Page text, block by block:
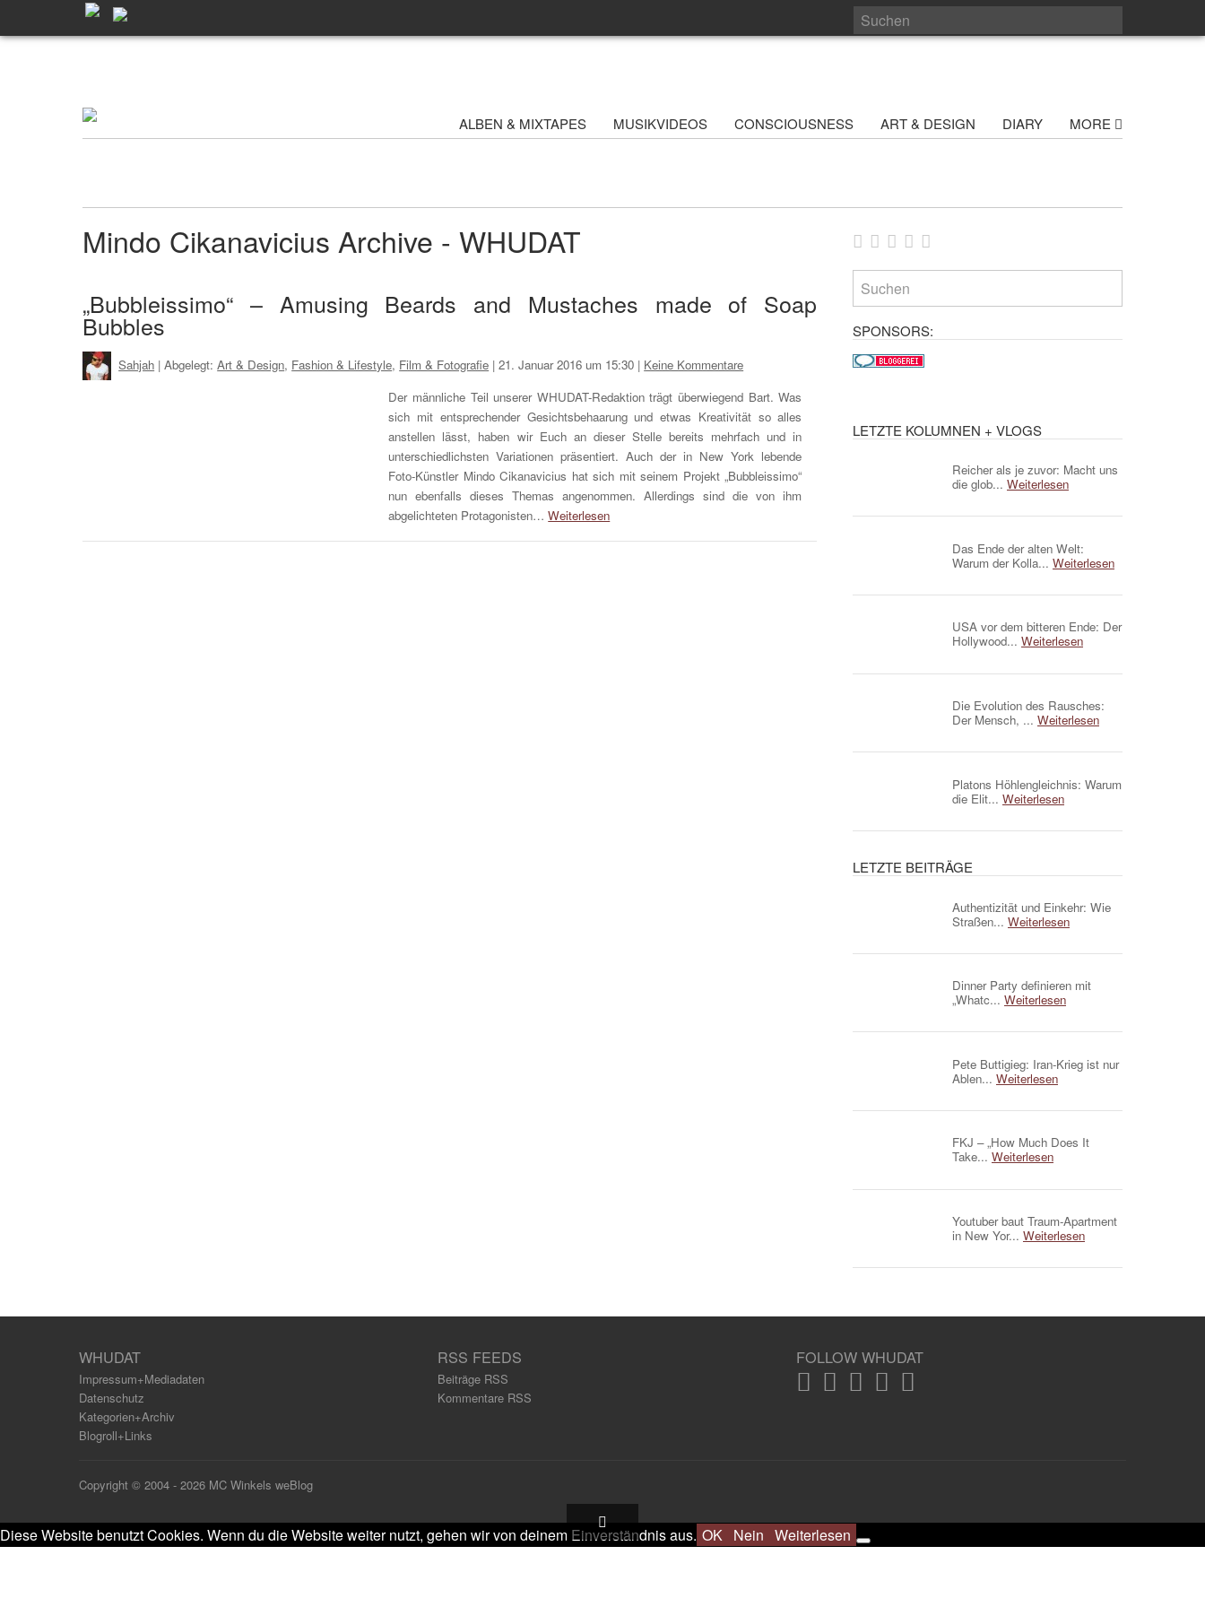
ALBEN & MIXTAPES MUSIKVIDEOS CONSCIOUSNESS ART & DESIGN DIARY MORE
Mindo Cikanavicius Archive - WHUDAT
„Bubbleissimo“ – Amusing Beards and Mustaches made of Soap
Bubbles
Sahjah | Abgelegt:Art & Design, Fashion & Lifestyle, Film & Fotografie |21. Januar 2016 um 15:30 | Keine Kommentare
Der männliche Teil unserer WHUDAT-Redaktion trägt überwiegend Bart. Was
sich mit entsprechender Gesichtsbehaarung und etwas Kreativität so alles
anstellen lässt, haben wir Euch an dieser Stelle bereits mehrfach und in
unterschiedlichsten Variationen präsentiert. Auch der in New York lebende
Foto-Künstler Mindo Cikanavicius hat sich mit seinem Projekt „Bubbleissimo“
nun ebenfalls dieses Themas angenommen. Allerdings sind die von ihm
abgelichteten Protagonisten…Weiterlesen
SPONSORS:
LETZTE KOLUMNEN + VLOGS
Reicher als je zuvor: Macht uns
die glob... Weiterlesen
Das Ende der alten Welt:
Warum der Kolla... Weiterlesen
USA vor dem bitteren Ende: Der
Hollywood... Weiterlesen
Die Evolution des Rausches:
Der Mensch, ... Weiterlesen
Platons Höhlengleichnis: Warum
die Elit... Weiterlesen
LETZTE BEITRÄGE
Authentizität und Einkehr: Wie
Straßen... Weiterlesen
Dinner Party definieren mit
„Whatc... Weiterlesen
Pete Buttigieg: Iran-Krieg ist nur
Ablen... Weiterlesen
FKJ – „How Much Does It
Take... Weiterlesen
Youtuber baut Traum-Apartment
in New Yor... Weiterlesen
WHUDAT
Impressum+Mediadaten
Datenschutz
Kategorien+Archiv
Blogroll+Links
RSS FEEDS
Beiträge RSS
Kommentare RSS
FOLLOW WHUDAT
Copyright © 2004 - 2026 MC Winkels weBlog
Diese Website benutzt Cookies. Wenn du die Website weiter nutzt, gehen wir von deinem Einverständnis aus. OK Nein Weiterlesen